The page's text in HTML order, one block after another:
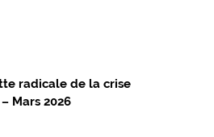
radicale de la crise
Mars 2026